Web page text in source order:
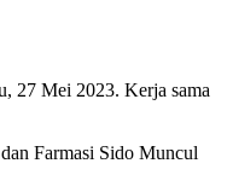
27 Mei 2023. Kerja sama
Farmasi Sido Muncul